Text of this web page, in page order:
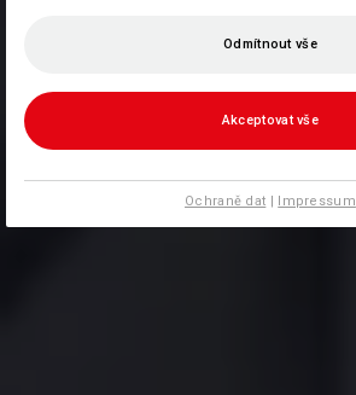
Odmítnout vše
Akceptovat vše
Ochraně dat | Impressum